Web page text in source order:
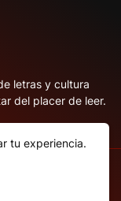
letras y cultura
del placer de leer.
tu experiencia.